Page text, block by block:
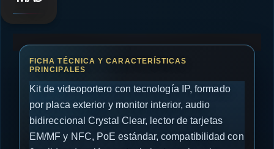
Kit de videoportero con tecnología IP, formado
por placa exterior y monitor interior, audio
bidireccional Crystal Clear, lector de tarjetas
EM/MF y NFC, PoE estándar, compatibilidad con